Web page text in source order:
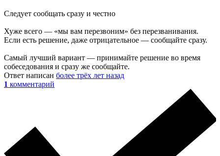
Следует сообщать сразу и честно
Хуже всего — «мы вам перезвоним» без перезванивания.
Если есть решение, даже отрицательное — сообщайте сразу.
Самый лучший вариант — принимайте решение во время
собеседования и сразу же сообщайте.
Ответ написан более трёх лет назад
1 комментарий